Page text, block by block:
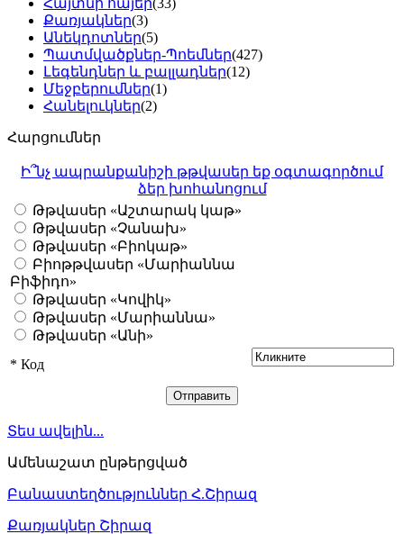
Հայտնի հայեր(33)
Քառյակներ(3)
Անեկդոտներ(5)
Պատմվածքներ-Պոեմներ(427)
Լեգենդներ և բալլադներ(12)
Մեջբերումներ(1)
Հանելուկներ(2)
Հարցումներ
Ի՞նչ ապրանքանիշի թթվասեր եք օգտագործում
ձեր խոհանոցում
Թթվասեր «Աշտարակ կաթ»
Թթվասեր «Չանախ»
Թթվասեր «Բիոկաթ»
Բիոթթվասեր «Մարիաննա
Բիֆիդո»
Թթվասեր «Կովիկ»
Թթվասեր «Մարիաննա»
Թթվասեր «Անի»
* Код
Տես ավելին...
Ամենաշատ ընթերցված
Բանաստեղծություններ Հ.Շիրազ
Քառյակներ Շիրազ